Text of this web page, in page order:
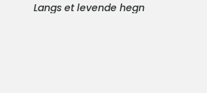
Langs et levende hegn